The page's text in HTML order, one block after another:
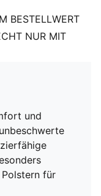
BESTELLWERT
NUR MIT
und
für